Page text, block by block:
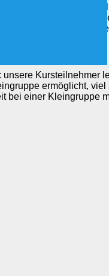
ganzjährig und
auch bei
bei 2 Personen
: unsere Kursteilnehmer
ermöglicht,
bei einer Kleingruppe